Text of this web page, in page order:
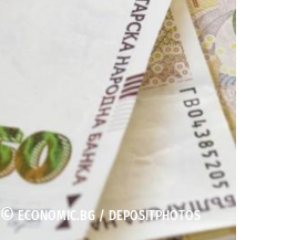
©ECONOMIC.BG /DEPOSITPHOTOS